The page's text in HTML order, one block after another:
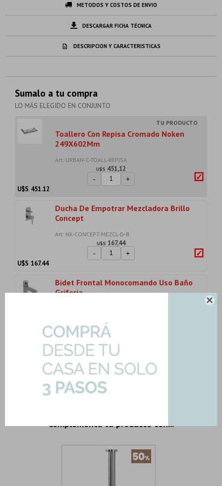

METODOS Y COSTOS DE ENVIO
DESCARGAR FICHA TÉCNICA
DESCRIPCION Y CARACTERISTICAS
Sumalo a tu compra
LO MÁS ELEGIDO EN CONJUNTO
Toallero Con Repisa Cromado Noken
249X602Mm
Art: URBAN-C-TOALL-REPISA
U$S 451,12
- +
U$S 451.12
Ducha De Empotrar Mezcladora Brillo
Concept
Art: NK-CONCEPT-MEZCL-D-B
U$S 167,44
- +
U$S 167.44
Bidet Frontal Monocomando Uso Baño
Griferia
-
498.46
Importe total:USD 1117.02
Complementa tu producto con...